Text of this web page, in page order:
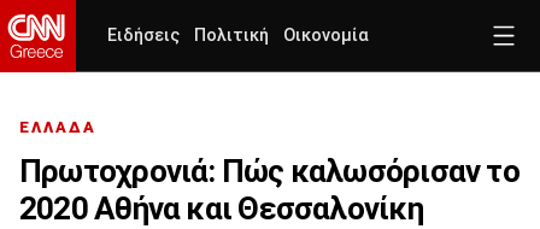
Ειδήσεις Πολιτική Οικονομία
ΕΛΛΑΔΑ
Πρωτοχρονιά: Πώς καλωσόρισαν το
2020 Αθήνα και Θεσσαλονίκη